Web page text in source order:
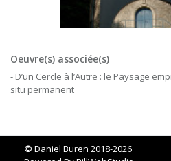
Oeuvre(s) associée(s)
- D’un Cercle à l’Autre : le Paysage
situ permanent
© Daniel Buren 2018-2026